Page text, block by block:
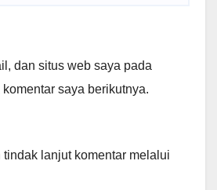
dan situs web saya pada
saya berikutnya.
tindak lanjut komentar melalui